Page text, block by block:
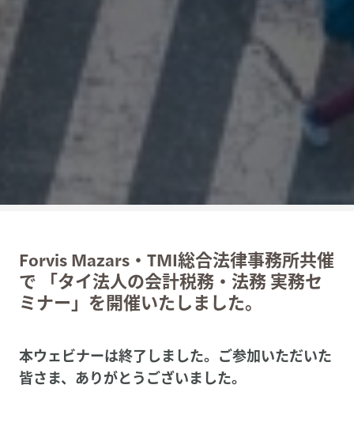
Forvis Mazars・TMI総合法律事務所共催
で 「タイ法人の会計税務・法務 実務セ
ミナー」を開催いたしました。
本ウェビナーは終了しました。ご参加いただいた
皆さま、ありがとうございました。